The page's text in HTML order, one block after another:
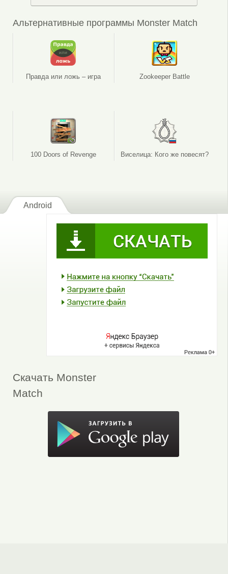
Альтернативные программы Monster Match
Правда или ложь – игра Zookeeper Battle
100 Doors of Revenge Виселица: Кого же повесят?
Android
Скачать Monster
Match